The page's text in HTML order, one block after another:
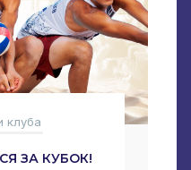
клуба
ЗА КУБОК!